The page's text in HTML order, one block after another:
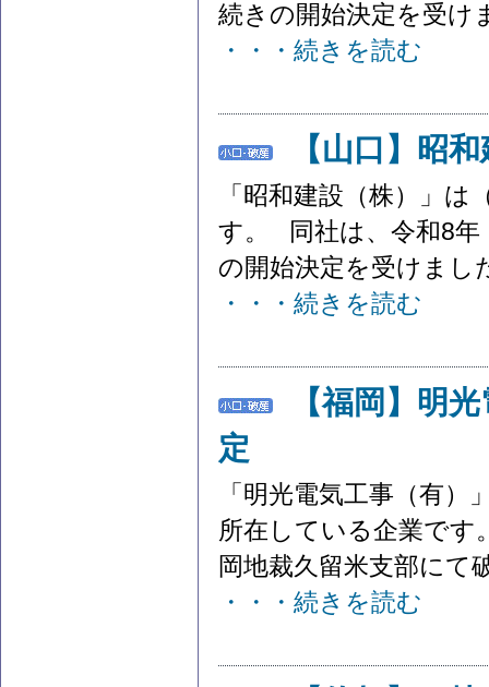
続きの開始決定を受
・・・続きを読む
【山口】昭
「昭和建設（株）」
す。 同社は、令和8年
の開始決定を受けま
・・・続きを読む
【福岡】明
定
「明光電気工事（有
所在している企業で
岡地裁久留米支部にて
・・・続きを読む